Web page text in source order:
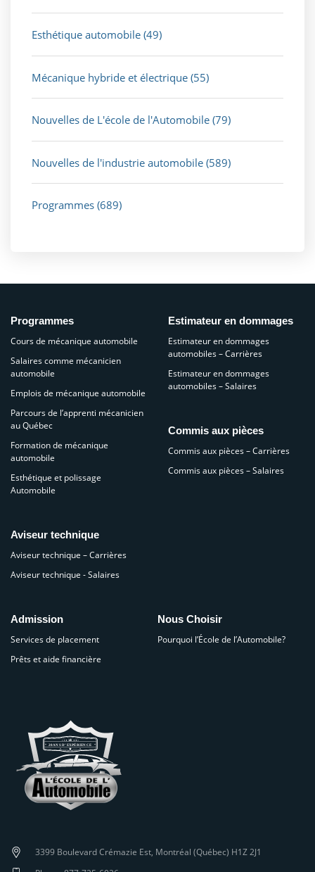
Esthétique automobile (49)
Mécanique hybride et électrique (55)
Nouvelles de L'école de l'Automobile (79)
Nouvelles de l'industrie automobile (589)
Programmes (689)
3399 Boulevard Crémazie Est, Montréal (Québec) H1Z 2J1
Programmes
Cours de mécanique automobile
Salaires comme mécanicien
automobile
Emplois de mécanique automobile
Parcours de l’apprenti mécanicien
au Québec
Formation de mécanique
automobile
Esthétique et polissage
Automobile
Aviseur technique
Aviseur technique – Carrières
Aviseur technique - Salaires
Estimateur en dommages
Estimateur en dommages
automobiles – Carrières
Estimateur en dommages
automobiles – Salaires
Commis aux pièces
Commis aux pièces – Carrières
Commis aux pièces – Salaires
Admission
Services de placement
Prêts et aide financière
Nous Choisir
Pourquoi l’École de l’Automobile?